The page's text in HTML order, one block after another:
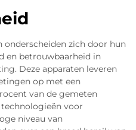
onderscheiden zich door hun
en betrouwbaarheid in
Deze apparaten leveren
op met een
van de gemeten
voor
niveau van